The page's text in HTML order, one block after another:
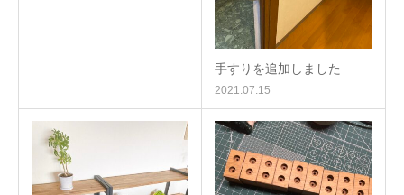
手すりを追加しました
2021.07.15